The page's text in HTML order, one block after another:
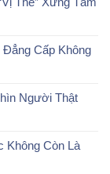
Cấp Không
Người Thật
Không Còn Là